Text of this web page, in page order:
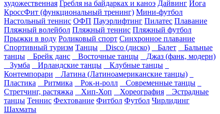
художественная Гребля на байдарках и каноэ Дайвинг Йога
КроссФит (функциональный тренинг) Мини-футбол
Настольный теннис ОФП Пауэрлифтинг Пилатес Плавание
Пляжный волейбол Пляжный теннис Пляжный футбол
Прыжки в воду Роликовый спорт Синхронное плавание
Спортивный туризм Танцы Disco (диско) Балет
Бальные
танцы
Брейк данс Восточные танцы
Джаз (фанк, модерн)
Зумба
Ирландские танцы
Клубные танцы
Контемпорари
Латина (Латиноамериканские танцы)
Пластика
Ритмика Рок-н-ролл
Современные танцы
Стретчинг, растяжка
Хип-Хоп Хореография
Эстрадные
танцы Теннис Фехтование Фитбол Футбол Чирлидинг
Шахматы